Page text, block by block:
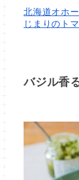
北海道オホ
じまりのト
バジル香